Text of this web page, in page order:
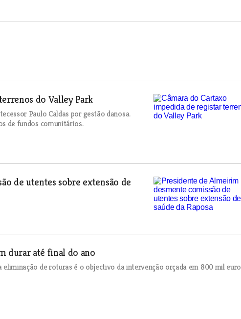
do Valley Park
Paulo Caldas por gestão danosa.
de fundos comunitários.
de utentes sobre extensão de
durar até final do ano
de roturas é o objectivo da intervenção orçada em 800 mil